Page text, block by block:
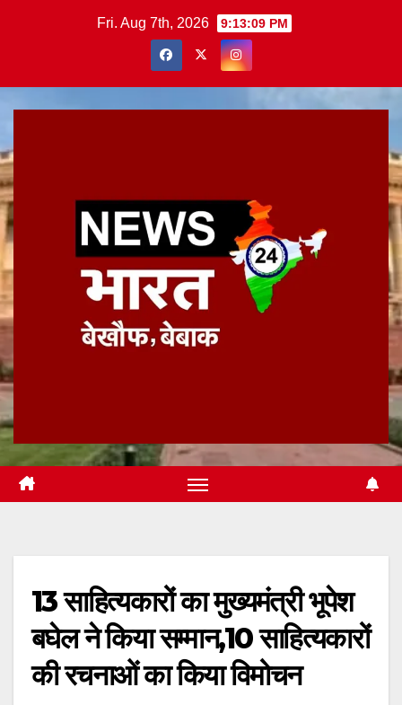
Fri. Aug 7th, 2026 9:13:10 PM
13 साहित्यकारों का मुख्यमंत्री भूपेश
बघेल ने किया सम्मान,10 साहित्यकारों
की रचनाओं का किया विमोचन